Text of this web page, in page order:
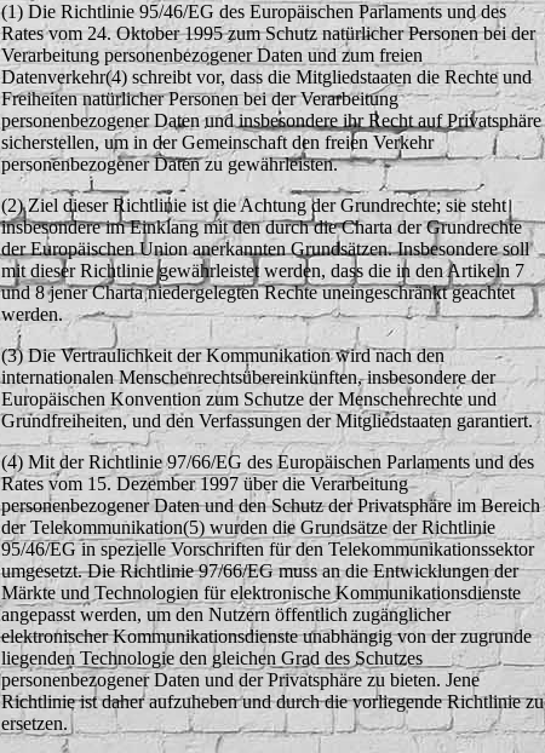
(1) Die Richtlinie 95/46/EG des Europäischen Parlaments und des
Rates vom 24. Oktober 1995 zum Schutz natürlicher Personen bei der
Verarbeitung personenbezogener Daten und zum freien
Datenverkehr(4) schreibt vor, dass die Mitgliedstaaten die Rechte und
Freiheiten natürlicher Personen bei der Verarbeitung
personenbezogener Daten und insbesondere ihr Recht auf Privatsphäre
sicherstellen, um in der Gemeinschaft den freien Verkehr
personenbezogener Daten zu gewährleisten.
(2) Ziel dieser Richtlinie ist die Achtung der Grundrechte; sie steht
insbesondere im Einklang mit den durch die Charta der Grundrechte
der Europäischen Union anerkannten Grundsätzen. Insbesondere soll
mit dieser Richtlinie gewährleistet werden, dass die in den Artikeln 7
und 8 jener Charta niedergelegten Rechte uneingeschränkt geachtet
werden.
(3) Die Vertraulichkeit der Kommunikation wird nach den
internationalen Menschenrechtsübereinkünften, insbesondere der
Europäischen Konvention zum Schutze der Menschenrechte und
Grundfreiheiten, und den Verfassungen der Mitgliedstaaten garantiert.
(4) Mit der Richtlinie 97/66/EG des Europäischen Parlaments und des
Rates vom 15. Dezember 1997 über die Verarbeitung
personenbezogener Daten und den Schutz der Privatsphäre im Bereich
der Telekommunikation(5) wurden die Grundsätze der Richtlinie
95/46/EG in spezielle Vorschriften für den Telekommunikationssektor
umgesetzt. Die Richtlinie 97/66/EG muss an die Entwicklungen der
Märkte und Technologien für elektronische Kommunikationsdienste
angepasst werden, um den Nutzern öffentlich zugänglicher
elektronischer Kommunikationsdienste unabhängig von der zugrunde
liegenden Technologie den gleichen Grad des Schutzes
personenbezogener Daten und der Privatsphäre zu bieten. Jene
Richtlinie ist daher aufzuheben und durch die vorliegende Richtlinie zu
ersetzen.